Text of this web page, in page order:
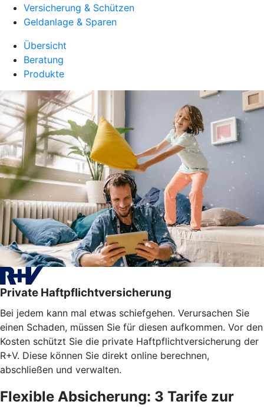
Versicherung & Schützen
Geldanlage & Sparen
Übersicht
Beratung
Produkte
Private Haftpflichtversicherung
Bei jedem kann mal etwas schiefgehen. Verursachen Sie
einen Schaden, müssen Sie für diesen aufkommen. Vor den
Kosten schützt Sie die private Haftpflichtversicherung der
R+V. Diese können Sie direkt online berechnen,
abschließen und verwalten.
Flexible Absicherung: 3 Tarife zur